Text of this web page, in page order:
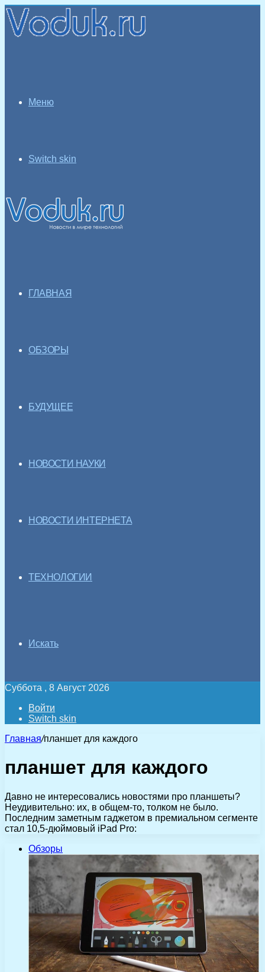
Меню
Switch skin
ГЛАВНАЯ
ОБЗОРЫ
БУДУЩЕЕ
НОВОСТИ НАУКИ
НОВОСТИ ИНТЕРНЕТА
ТЕХНОЛОГИИ
Искать
Суббота , 8 Август 2026
Войти
Switch skin
Главная/планшет для каждого
планшет для каждого
Давно не интересовались новостями про планшеты?
Неудивительно: их, в общем-то, толком не было.
Последним заметным гаджетом в премиальном сегменте
стал 10,5-дюймовый iPad Pro:
Обзоры